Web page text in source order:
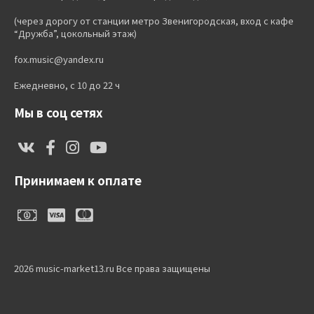
(через дорогу от станции метро Звенигородская, вход с кафе
“Дружба”, цокольный этаж)
fox.music@yandex.ru
Ежедневно, с 10 до 22 ч
Мы в соц сетях
Принимаем к оплате
2026 music-market13.ru Все права защищены